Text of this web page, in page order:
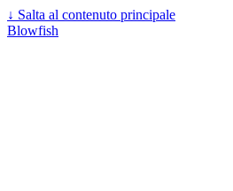
↓ Salta al contenuto principale
Blowfish